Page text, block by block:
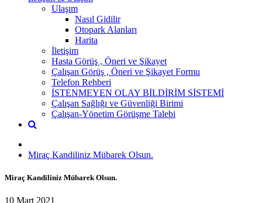
Ulaşım
Nasıl Gidilir
Otopark Alanları
Harita
İletişim
Hasta Görüş , Öneri ve Şikayet
Çalışan Görüş , Öneri ve Şikayet Formu
Telefon Rehberi
İSTENMEYEN OLAY BİLDİRİM SİSTEMİ
Çalışan Sağlığı ve Güvenliği Birimi
Çalışan-Yönetim Görüşme Talebi
Miraç Kandiliniz Mübarek Olsun.
Miraç Kandiliniz Mübarek Olsun.
10 Mart 2021